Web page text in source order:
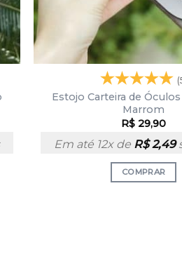
Estojo Carteira de
Marrom
R$ 29,90
Em até 12x de R$2,49
COMPRAR